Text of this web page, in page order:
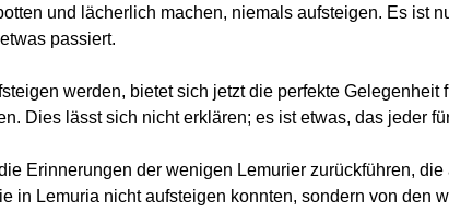
und lächerlich machen, niemals aufsteigen. Es ist
passiert.
werden, bietet sich jetzt die perfekte Gelegenheit
Dies lässt sich nicht erklären; es ist etwas, das jeder
Erinnerungen der wenigen Lemurier zurückführen,
in Lemuria nicht aufsteigen konnten, sondern von den